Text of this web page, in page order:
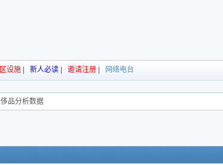
设施 新人必读 邀请注册 网络电台
品分析数据